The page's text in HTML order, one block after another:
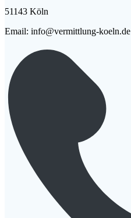
51143 Köln
Email: info@vermittlung-koeln.de